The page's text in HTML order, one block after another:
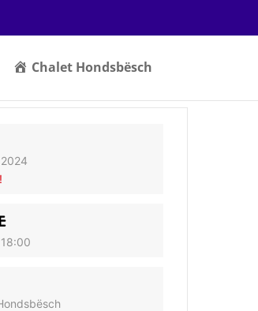
Chalet Hondsbësch